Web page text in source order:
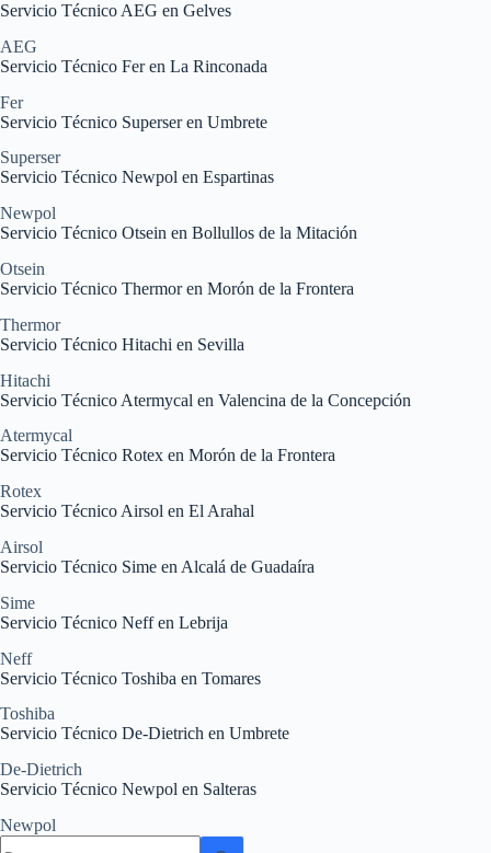
Servicio Técnico AEG en Gelves
AEG
Servicio Técnico Fer en La Rinconada
Fer
Servicio Técnico Superser en Umbrete
Superser
Servicio Técnico Newpol en Espartinas
Newpol
Servicio Técnico Otsein en Bollullos de la Mitación
Otsein
Servicio Técnico Thermor en Morón de la Frontera
Thermor
Servicio Técnico Hitachi en Sevilla
Hitachi
Servicio Técnico Atermycal en Valencina de la Concepción
Atermycal
Servicio Técnico Rotex en Morón de la Frontera
Rotex
Servicio Técnico Airsol en El Arahal
Airsol
Servicio Técnico Sime en Alcalá de Guadaíra
Sime
Servicio Técnico Neff en Lebrija
Neff
Servicio Técnico Toshiba en Tomares
Toshiba
Servicio Técnico De-Dietrich en Umbrete
De-Dietrich
Servicio Técnico Newpol en Salteras
Newpol